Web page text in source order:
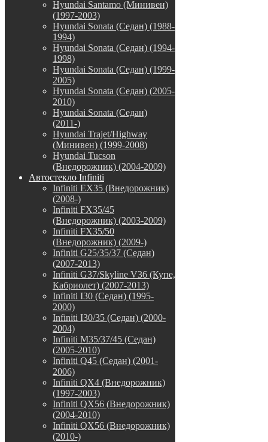
Hyundai Santamo (Минивен)
(1997-2003)
Hyundai Sonata (Седан) (1988-
1994)
Hyundai Sonata (Седан) (1994-
1998)
Hyundai Sonata (Седан) (1999-
2005)
Hyundai Sonata (Седан) (2005-
2010)
Hyundai Sonata (Седан)
(2011-)
Hyundai Trajet/Highway
(Минивен) (1999-2008)
Hyundai Tucson
(Внедорожник) (2004-2009)
Автостекло Infiniti
Infiniti EX35 (Внедорожник)
(2008-)
Infiniti FX35/45
(Внедорожник) (2003-2009)
Infiniti FX35/50
(Внедорожник) (2009-)
Infiniti G25/35/37 (Седан)
(2007-2013)
Infiniti G37/Skyline V36 (Купе,
Кабриолет) (2007-2013)
Infiniti I30 (Седан) (1995-
2000)
Infiniti I30/35 (Седан) (2000-
2004)
Infiniti M35/37/45 (Седан)
(2005-2010)
Infiniti Q45 (Седан) (2001-
2006)
Infiniti QX4 (Внедорожник)
(1997-2003)
Infiniti QX56 (Внедорожник)
(2004-2010)
Infiniti QX56 (Внедорожник)
(2010-)